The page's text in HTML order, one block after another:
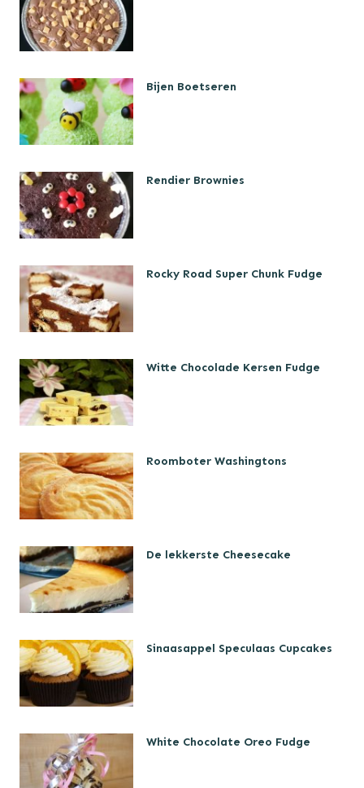
Bijen Boetseren
Rendier Brownies
Rocky Road Super Chunk Fudge
Witte Chocolade Kersen Fudge
Roomboter Washingtons
De lekkerste Cheesecake
Sinaasappel Speculaas Cupcakes
White Chocolate Oreo Fudge